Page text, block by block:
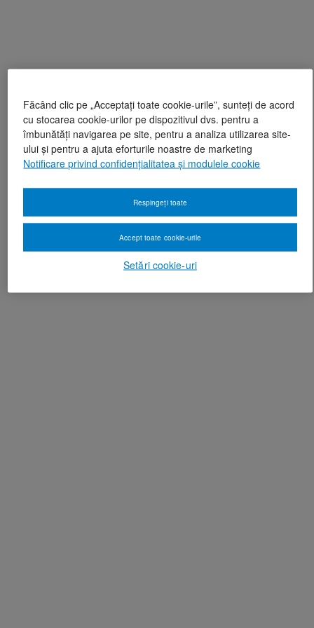
Făcând clic pe „Acceptați toate cookie-urile”, sunteți de acord
cu stocarea cookie-urilor pe dispozitivul dvs. pentru a
îmbunătăți navigarea pe site, pentru a analiza utilizarea site-
ului și pentru a ajuta eforturile noastre de marketing
Notificare privind confidențialitatea și modulele cookie
Setări cookie-uri
Respingeți toate
Accept toate cookie-urile